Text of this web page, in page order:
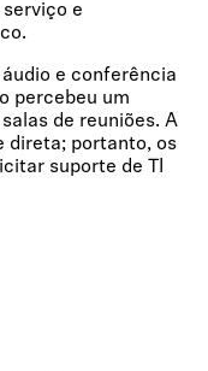
e
e conferência
percebeu um
de reuniões. A
direta; portanto, os
suporte de TI